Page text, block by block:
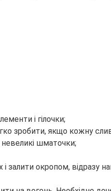
і гілочки;
зробити, якщо кожну
шматочки;
і залити окропом,